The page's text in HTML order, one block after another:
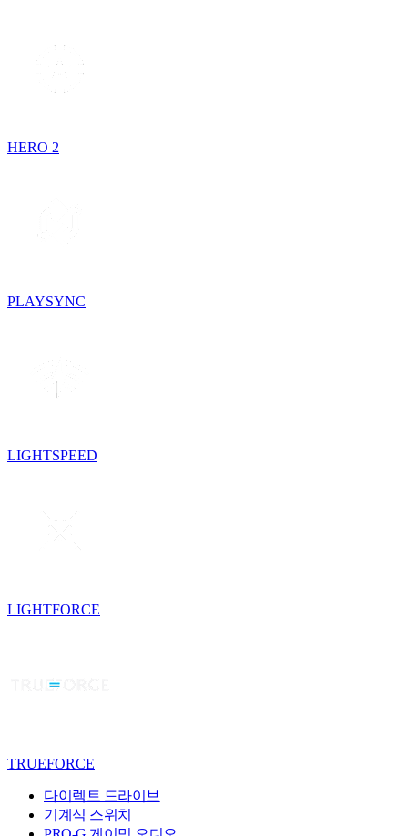
HERO 2
PLAYSYNC
LIGHTSPEED
LIGHTFORCE
TRUEFORCE
다이렉트 드라이브
기계식 스위치